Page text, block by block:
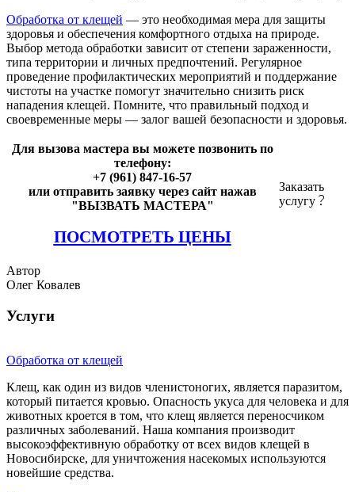
Обработка от клещей — это необходимая мера для защиты
здоровья и обеспечения комфортного отдыха на природе.
Выбор метода обработки зависит от степени зараженности,
типа территории и личных предпочтений. Регулярное
проведение профилактических мероприятий и поддержание
чистоты на участке помогут значительно снизить риск
нападения клещей. Помните, что правильный подход и
своевременные меры — залог вашей безопасности и здоровья.
Для вызова мастера вы можете позвонить по
телефону:
+7 (961) 847-16-57
или отправить заявку через сайт нажав
"ВЫЗВАТЬ МАСТЕРА"
ПОСМОТРЕТЬ ЦЕНЫ
Заказать
услугу
Автор
Олег Ковалев
Услуги
Обработка от клещей
Клещ, как один из видов членистоногих, является паразитом,
который питается кровью. Опасность укуса для человека и для
животных кроется в том, что клещ является переносчиком
различных заболеваний. Наша компания производит
высокоэффективную обработку от всех видов клещей в
Новосибирске, для уничтожения насекомых используются
новейшие средства.